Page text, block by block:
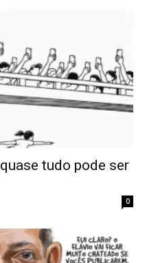
tudo pode ser
0